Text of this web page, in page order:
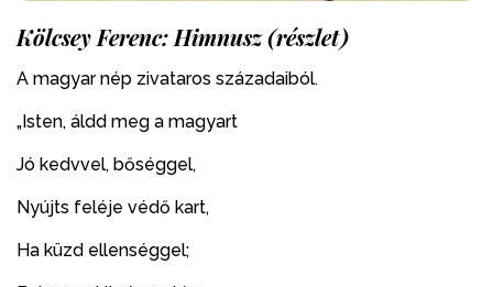
Kölcsey Ferenc: Himnusz (részlet)
A magyar nép zivataros századaiból.
„Isten, áldd meg a magyart
Jó kedvvel, bőséggel,
Nyújts feléje védő kart,
Ha küzd ellenséggel;